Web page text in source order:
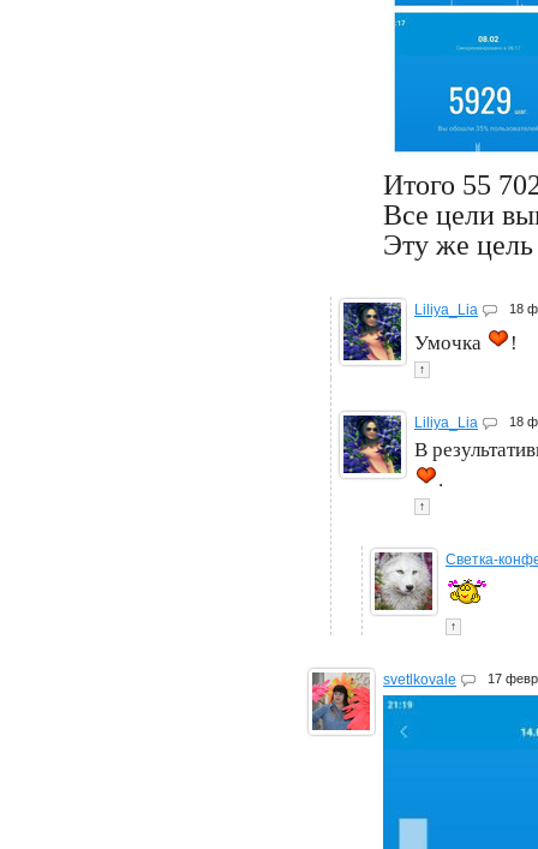
Итого 55
Все цели
Эту же
Liliya_Lia 18
Умочка !
↑
Liliya_Lia 18
В
.
↑
Светка-
↑
svetlkovale 17